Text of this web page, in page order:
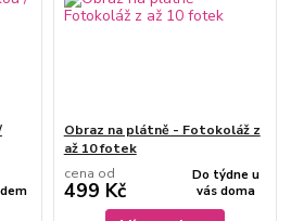
Obraz na plátně - Fotokoláž z
až 10 fotek
cena od
499 Kč
Do týdne u
vás doma